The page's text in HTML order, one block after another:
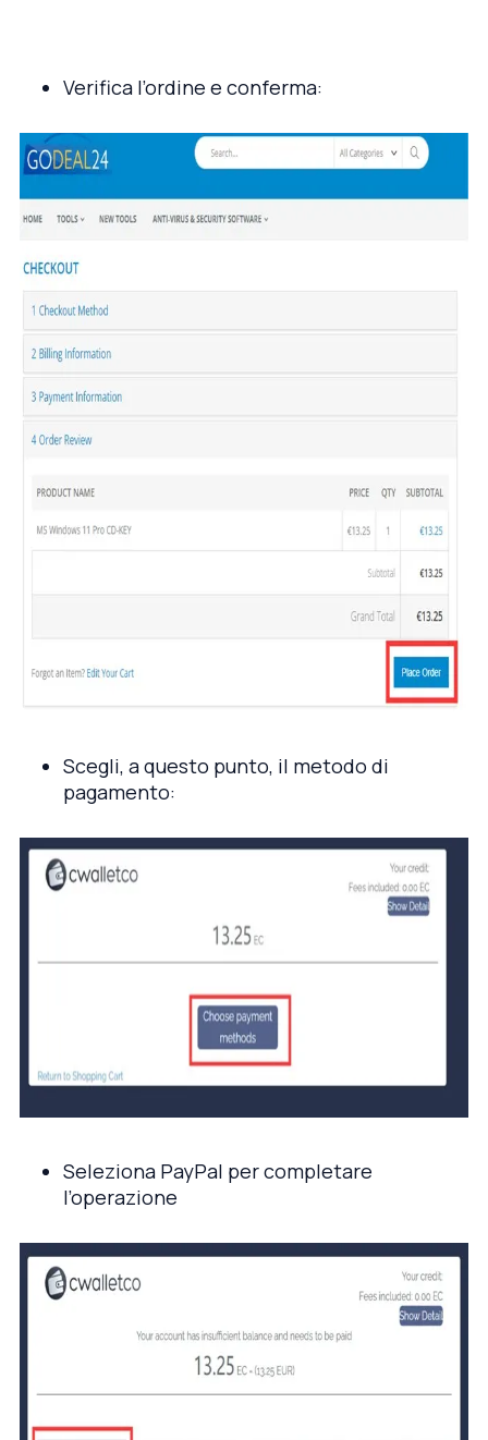
Verifica l’ordine e conferma:
Scegli, a questo punto, il metodo di
pagamento:
Seleziona PayPal per completare
l’operazione